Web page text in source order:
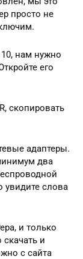
просто не
нам нужно
его
скопировать
адаптеры.
два
увидите слова
и только
скачать и
с сайта